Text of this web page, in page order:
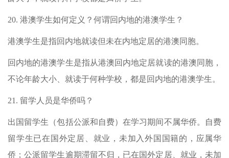
20. 港澳学生如何定义？何谓回内地的港澳学生？
港澳学生是指回内地就读但未在内地定居的港澳同胞。
回内地的港澳学生是指从港澳回内地定居就读的港澳同胞，
不论年龄大小、就读于何种学校，都是回内地的港澳学生。
21. 留学人员是华侨吗？
出国留学生（包括公派和自费）在学习期间不属华侨。自费
留学生已在国外定居、就业，未加入外国国籍的，应属华
侨；公派留学生逾期滞留不归，已在国外定居、就业，未加